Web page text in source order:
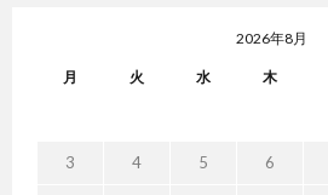
2026年8月
月 火 水 木
3 4 5 6